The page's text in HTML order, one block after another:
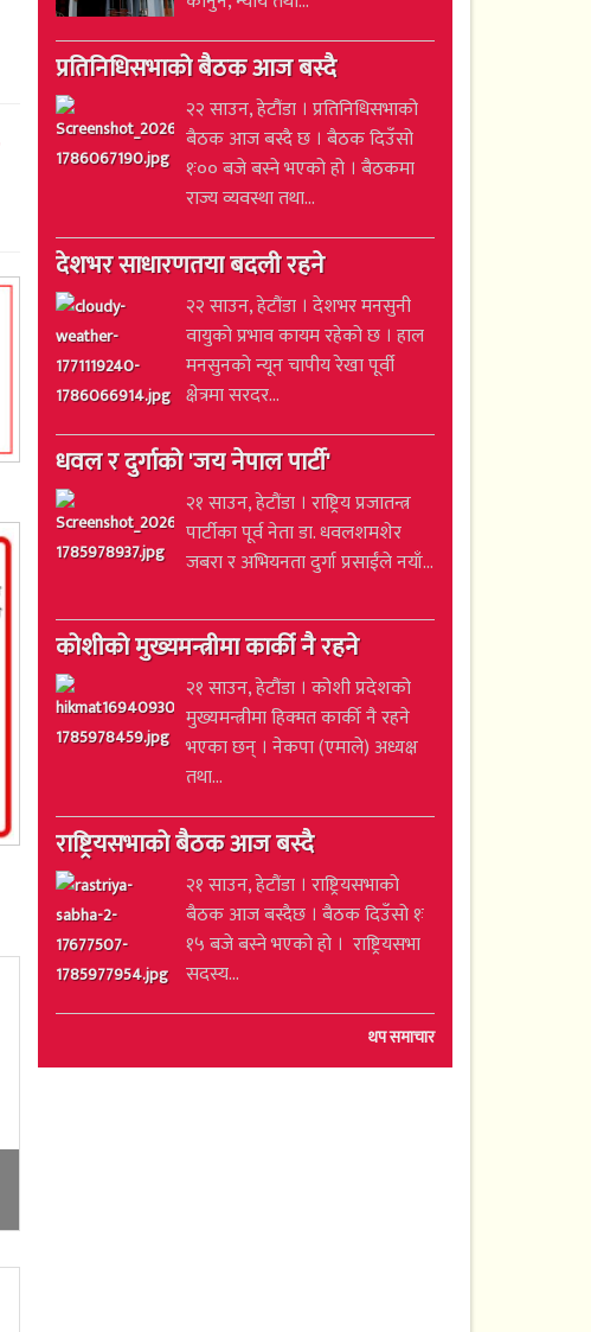
प्रतिनिधिसभाको बैठक आज बस्दै
२२ साउन, हेटौंडा । प्रतिनिधिसभाको
बैठक आज बस्दै छ । बैठक दिउँसो
१ः०० बजे बस्ने भएको हो । बैठकमा
राज्य व्यवस्था तथा...
देशभर साधारणतया बदली रहने
२२ साउन, हेटौंडा । देशभर मनसुनी
वायुको प्रभाव कायम रहेको छ । हाल
मनसुनको न्यून चापीय रेखा पूर्वी
क्षेत्रमा सरदर...
धवल र दुर्गाको 'जय नेपाल पार्टी'
२१ साउन, हेटौंडा । राष्ट्रिय प्रजातन्त्र
पार्टीका पूर्व नेता डा. धवलशमशेर
जबरा र अभियनता दुर्गा प्रसाईंले नयाँ...
कोशीको मुख्यमन्त्रीमा कार्की नै रहने
२१ साउन, हेटौंडा । कोशी प्रदेशको
मुख्यमन्त्रीमा हिक्मत कार्की नै रहने
भएका छन् । नेकपा (एमाले) अध्यक्ष
तथा...
राष्ट्रियसभाको बैठक आज बस्दै
२१ साउन, हेटौंडा । राष्ट्रियसभाको
बैठक आज बस्दैछ । बैठक दिउँसो १ः
१५ बजे बस्ने भएको हो । राष्ट्रियसभा
सदस्य...
थप समाचार